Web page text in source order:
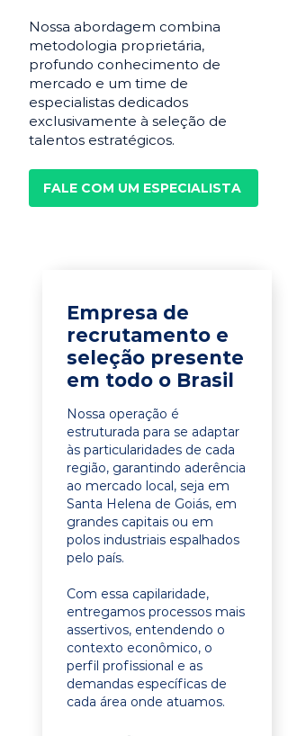
Nossa abordagem combina
metodologia proprietária,
profundo conhecimento de
mercado e um time de
especialistas dedicados
exclusivamente à seleção de
talentos estratégicos.
FALE COM UM ESPECIALISTA
Empresa de
recrutamento e
seleção presente
em todo o Brasil
Nossa operação é
estruturada para se adaptar
às particularidades de cada
região, garantindo aderência
ao mercado local, seja em
Santa Helena de Goiás, em
grandes capitais ou em
polos industriais espalhados
pelo país.
Com essa capilaridade,
entregamos processos mais
assertivos, entendendo o
contexto econômico, o
perfil profissional e as
demandas específicas de
cada área onde atuamos.